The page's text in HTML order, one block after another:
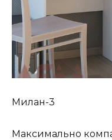
Милан-3
Максимально